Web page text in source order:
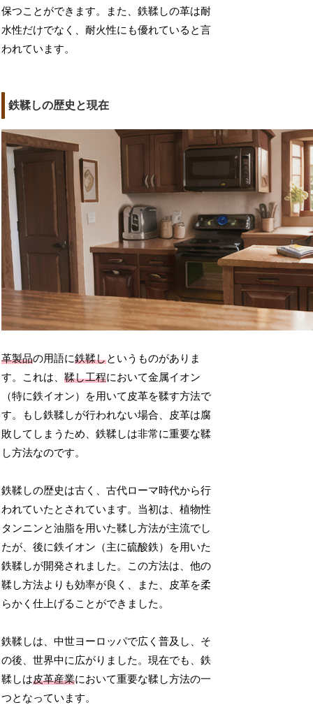
保つことができます。また、鉄鞣しの革は耐
水性だけでなく、耐火性にも優れていると言
われています。
鉄鞣しの歴史と現在
革製品の用語に鉄鞣しというものがありま
す。これは、鞣し工程において金属イオン
（特に鉄イオン）を用いて皮革を鞣す方法で
す。もし鉄鞣しが行われない場合、皮革は腐
敗してしまうため、鉄鞣しは非常に重要な鞣
し方法なのです。
鉄鞣しの歴史は古く、古代ローマ時代から行
われていたとされています。当初は、植物性
タンニンと油脂を用いた鞣し方法が主流でし
たが、後に鉄イオン（主に硫酸鉄）を用いた
鉄鞣しが開発されました。この方法は、他の
鞣し方法よりも効率が良く、また、皮革を柔
らかく仕上げることができました。
鉄鞣しは、中世ヨーロッパで広く普及し、そ
の後、世界中に広がりました。現在でも、鉄
鞣しは皮革産業において重要な鞣し方法の一
つとなっています。